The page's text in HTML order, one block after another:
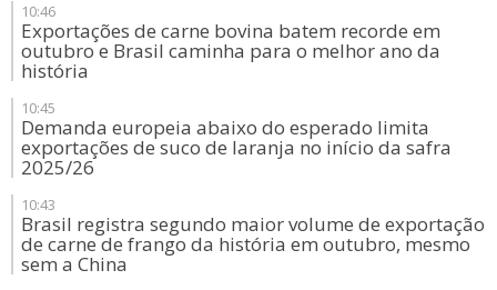
10:46
Exportações de carne bovina batem recorde em
outubro e Brasil caminha para o melhor ano da
história
10:45
Demanda europeia abaixo do esperado limita
exportações de suco de laranja no início da safra
2025/26
10:43
Brasil registra segundo maior volume de exportação
de carne de frango da história em outubro, mesmo
sem a China